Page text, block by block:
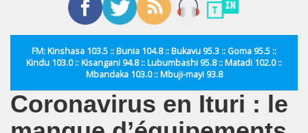
FM: Kinshasa 103.5 :: Bunia 104.8 :: Bukavu 95.3 :: Goma 95.5 ::
Kindu 103.0 :: Kisangani 94.8 :: Lubumbashi 95.8 :: Matadi 102.0 ::
Mbandaka 103.0 :: Mbuji-mayi 93.8
Coronavirus en Ituri : le